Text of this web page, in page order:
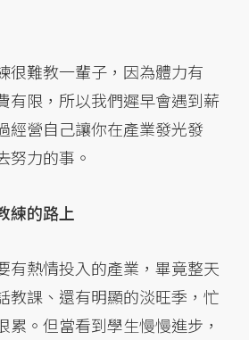
很難教一輩子，因為體力有
有限，所以我們遲早會遇到薪
經營自己讓你在產業發光發
努力的事。
練的路上
有熱情投入的產業，畢竟整天
教課、還有明顯的淡旺季，忙
累。但當看到學生慢慢進步，